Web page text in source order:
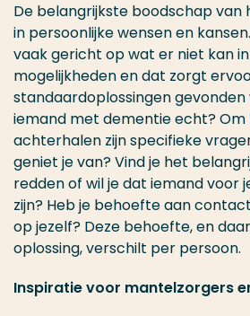
De belangrijkste boodschap van
in persoonlijke wensen en
vaak gericht op wat er niet kan
mogelijkheden en dat zorgt
standaardoplossingen gevonden
iemand met dementie echt?
achterhalen zijn specifieke
geniet je van? Vind je het
redden of wil je dat iemand voor
zijn? Heb je behoefte aan
op jezelf? Deze behoefte, en
oplossing, verschilt per persoon.
Inspiratie voor mantelzorgers